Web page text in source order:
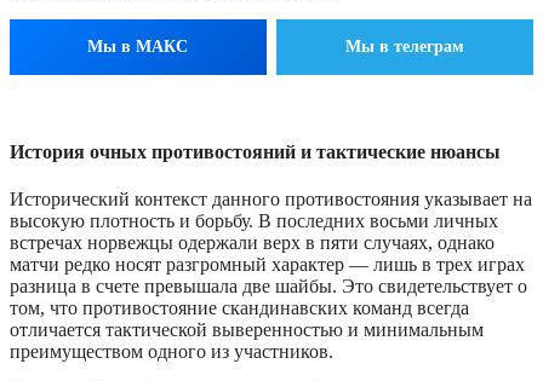
Мы в МАКС Мы в телеграм
История очных противостояний и тактические нюансы
Исторический контекст данного противостояния указывает на
высокую плотность и борьбу. В последних восьми личных
встречах норвежцы одержали верх в пяти случаях, однако
матчи редко носят разгромный характер — лишь в трех играх
разница в счете превышала две шайбы. Это свидетельствует о
том, что противостояние скандинавских команд всегда
отличается тактической выверенностью и минимальным
преимуществом одного из участников.